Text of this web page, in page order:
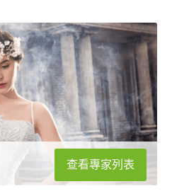
查看專家列表